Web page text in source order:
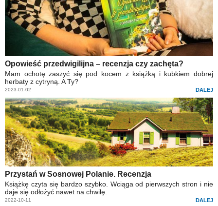
Opowieść przedwigilijna – recenzja czy zachęta?
Mam ochotę zaszyć się pod kocem z książką i kubkiem dobrej
herbaty z cytryną. A Ty?
2023-01-02 DALEJ
Przystań w Sosnowej Polanie. Recenzja
Książkę czyta się bardzo szybko. Wciąga od pierwszych stron i nie
daje się odłożyć nawet na chwilę.
2022-10-11 DALEJ